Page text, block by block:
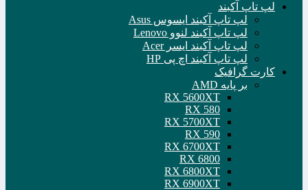
لپ تاپ آکبند
لپ تاپ آکبند ایسوس Asus
لپ تاپ آکبند لنوو Lenovo
لپ تاپ آکبند ایسر Acer
لپ تاپ آکبند اچ پی HP
کارت گرافیک
بر پایه AMD
RX 5600XT
RX 580
RX 5700XT
RX 590
RX 6700XT
RX 6800
RX 6800XT
RX 6900XT